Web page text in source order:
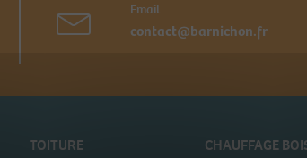
Email
contact@barnichon.fr
TOITURE CHAUFFAGE